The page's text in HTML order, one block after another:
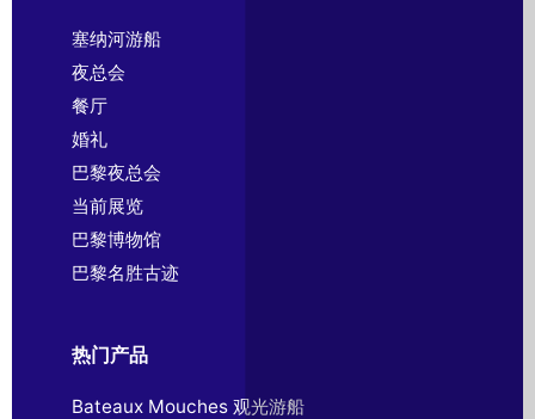
塞纳河游船
夜总会
餐厅
婚礼
巴黎夜总会
当前展览
巴黎博物馆
巴黎名胜古迹
热门产品
Bateaux Mouches 观光游船